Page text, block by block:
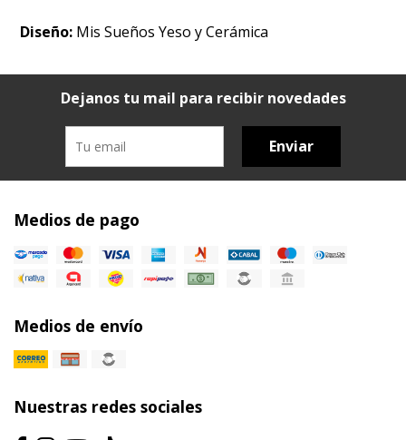
Diseño: Mis Sueños Yeso y Cerámica
Dejanos tu mail para recibir novedades
Enviar
Medios de pago
Medios de envío
Nuestras redes sociales